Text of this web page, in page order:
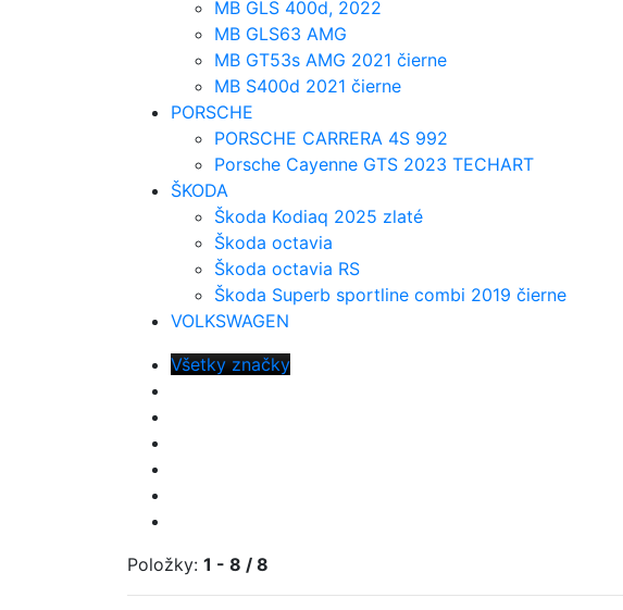
Všetky značky
Položky: 1 - 8 / 8
MB GLS 400d, 2022
MB GLS63 AMG
MB GT53s AMG 2021 čierne
MB S400d 2021 čierne
PORSCHE
PORSCHE CARRERA 4S 992
Porsche Cayenne GTS 2023 TECHART
ŠKODA
Škoda Kodiaq 2025 zlaté
Škoda octavia
Škoda octavia RS
Škoda Superb sportline combi 2019 čierne
VOLKSWAGEN